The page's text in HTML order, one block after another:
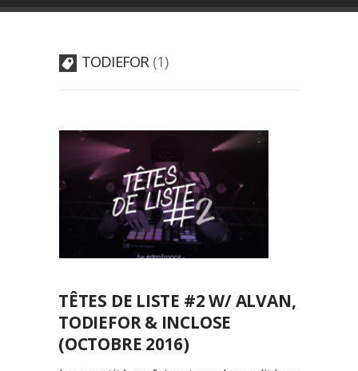
TODIEFOR 1
TÊTES DE LISTE #2 W/ ALVAN,
TODIEFOR & INCLOSE
(OCTOBRE 2016)